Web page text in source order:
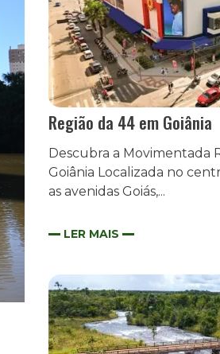
Região da 44 em Goiânia
Descubra a Movimentada
Goiânia Localizada no
as avenidas Goiás,...
LER MAIS